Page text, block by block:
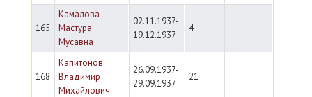
165
Камалова
Мастура
Мусавна
02.11.1937-
19.12.1937
4
168
Капитонов
Владимир
Михайлович
26.09.1937-
29.09.1937
21